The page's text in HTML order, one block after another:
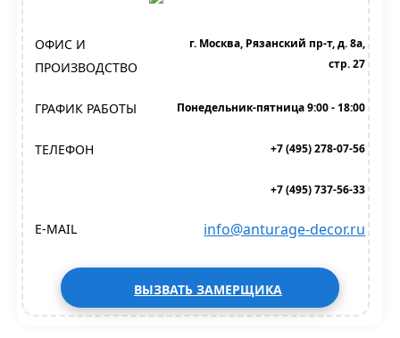
ОФИС И
ПРОИЗВОДСТВО
г. Москва, Рязанский пр-т, д. 8а,
стр. 27
ГРАФИК РАБОТЫ Понедельник-пятница 9:00 - 18:00
ТЕЛЕФОН +7 (495) 278-07-56
+7 (495) 737-56-33
E-MAIL info@anturage-decor.ru
ВЫЗВАТЬ ЗАМЕРЩИКА